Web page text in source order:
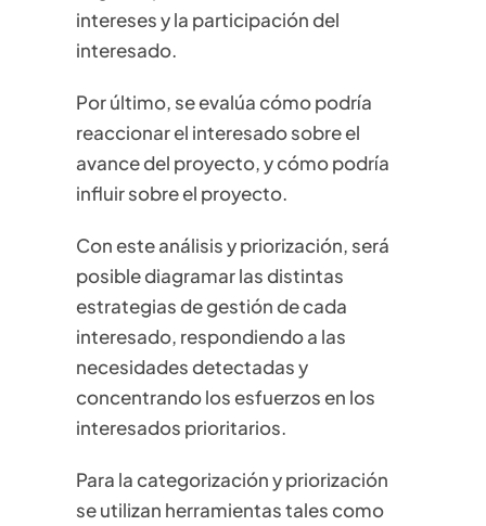
intereses y la participación del
interesado.
Por último, se evalúa cómo podría
reaccionar el interesado sobre el
avance del proyecto, y cómo podría
influir sobre el proyecto.
Con este análisis y priorización, será
posible diagramar las distintas
estrategias de gestión de cada
interesado, respondiendo a las
necesidades detectadas y
concentrando los esfuerzos en los
interesados prioritarios.
Para la categorización y priorización
se utilizan herramientas tales como